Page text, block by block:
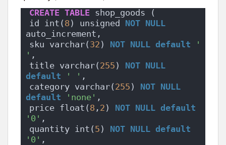
CREATE TABLE shop_goods (
id int( 8 ) unsigned NOT NULL
auto_increment,
sku varchar( 32 ) NOT NULL default
'
' ,
title varchar( 255 ) NOT NULL
default
' ' ,
category varchar( 255 ) NOT NULL
default
'none' ,
price float( 8 , 2 ) NOT NULL default
'0' ,
quantity int( 5 ) NOT NULL default
'0' ,